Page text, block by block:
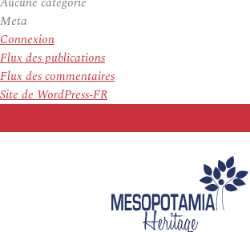
Meta
Connexion
Flux des publications
Flux des commentaires
Site de WordPress-FR